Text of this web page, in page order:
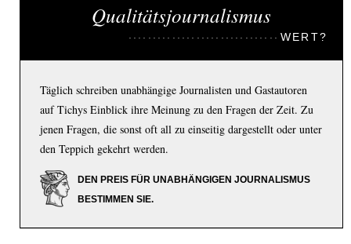
Qualitätsjournalismus
WERT?
Täglich schreiben unabhängige Journalisten und Gastautoren
auf Tichys Einblick ihre Meinung zu den Fragen der Zeit. Zu
jenen Fragen, die sonst oft all zu einseitig dargestellt oder unter
den Teppich gekehrt werden.
DEN PREIS FÜR UNABHÄNGIGEN JOURNALISMUS
BESTIMMEN SIE.